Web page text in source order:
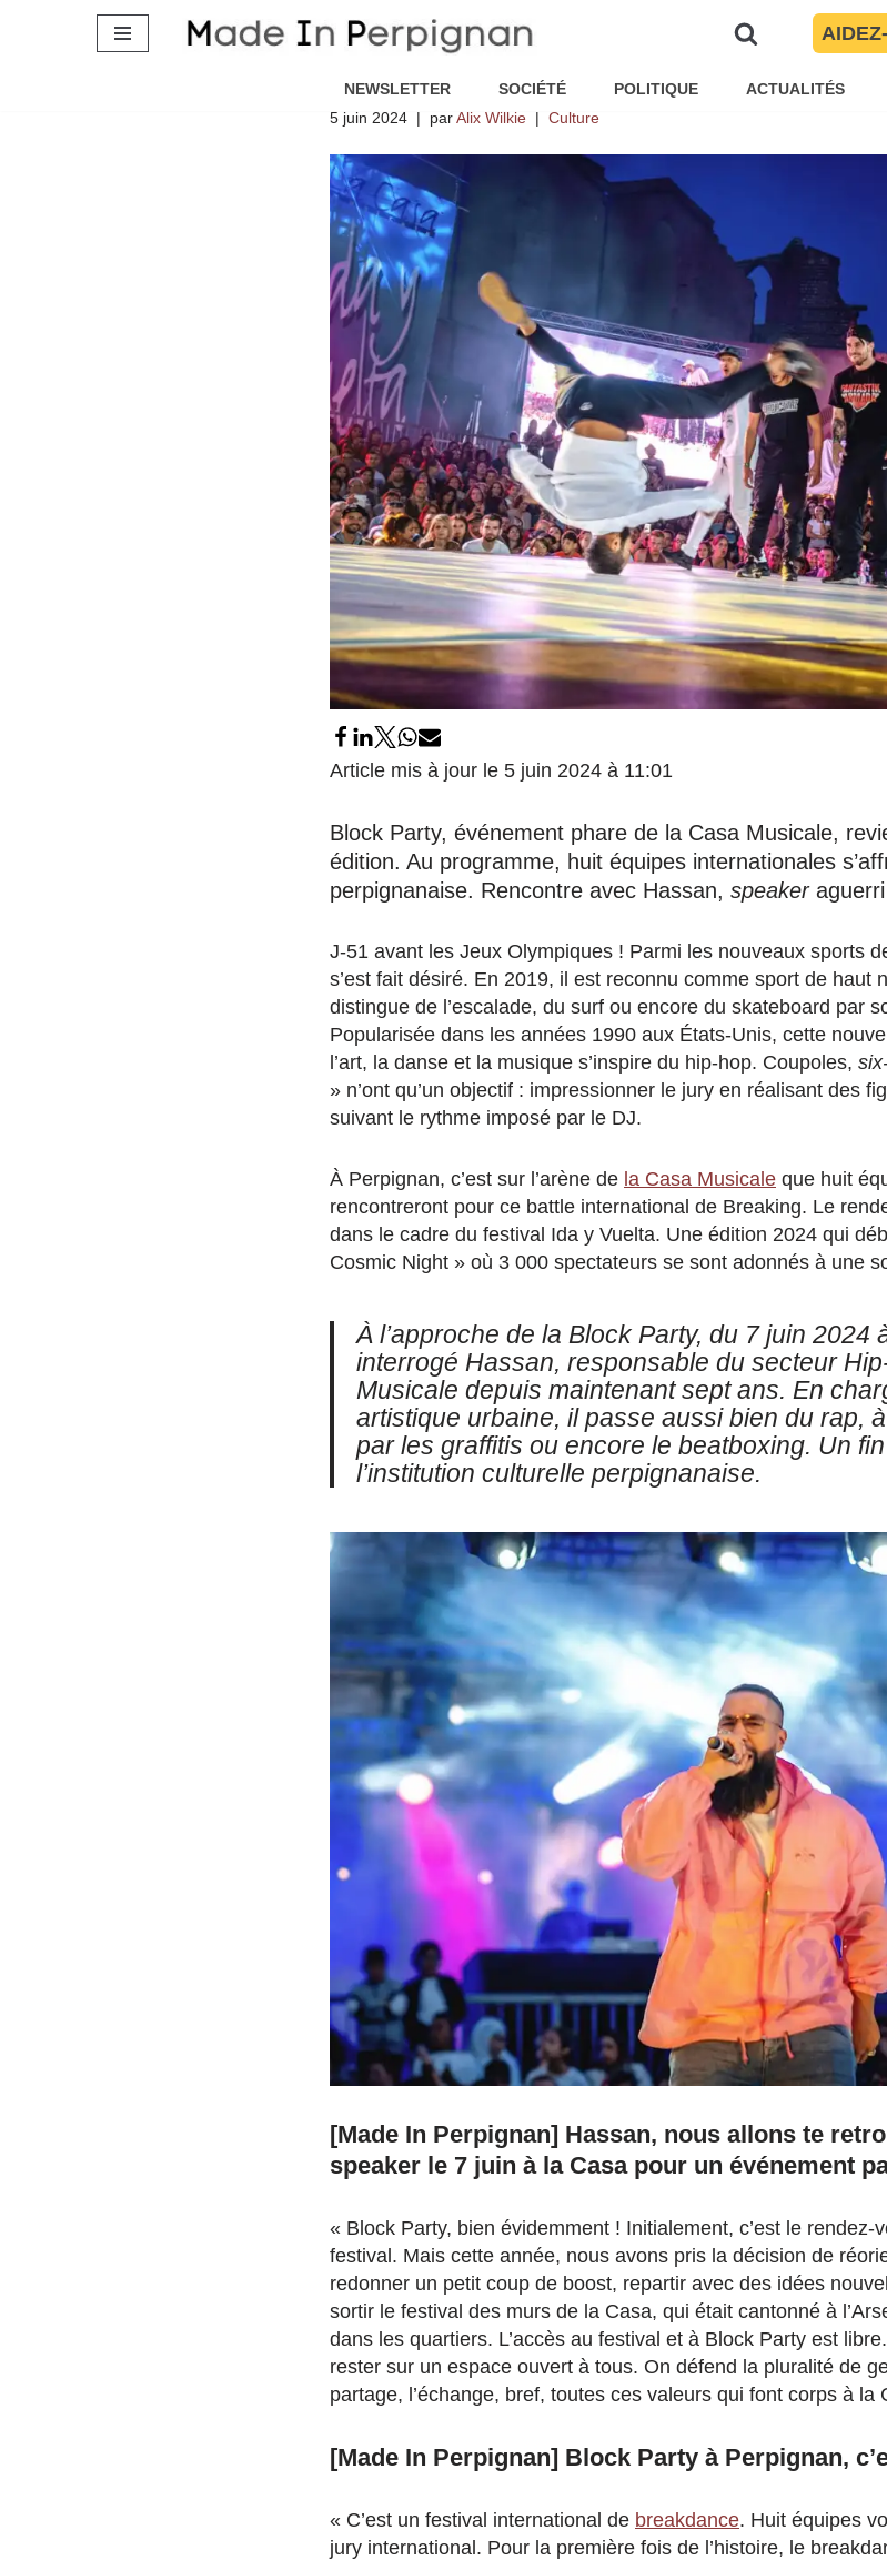
NEWSLETTER SOCIÉTÉ POLITIQUE ACTUALITÉS
Perpignan : Le battle international
son grand retour
5 juin 2024 parAlix Wilkie Culture
Article mis à jour le 5 juin 2024 à 11:01
Block Party, événement phare de la Casa Musicale,
édition. Au programme, huit équipes internationales
perpignanaise. Rencontre avec Hassan, speakeraguerri
J-51 avant les Jeux Olympiques ! Parmi les nouveaux sports
s’est fait désiré. En 2019, il est reconnu comme sport de haut
distingue de l’escalade, du surf ou encore du skateboard par
Popularisée dans les années 1990 aux États-Unis, cette
l’art, la danse et la musique s’inspire du hip-hop. Coupoles,
» n’ont qu’un objectif : impressionner le jury en réalisant des
suivant le rythme imposé par le DJ.
À Perpignan, c’est sur l’arène de la Casa Musicale que huit
rencontreront pour ce battle international de Breaking. Le
dans le cadre du festival Ida y Vuelta. Une édition 2024 qui
Cosmic Night » où 3 000 spectateurs se sont adonnés à une
À l’approche de la Block Party, du 7 juin 2024
interrogé Hassan, responsable du secteur
Musicale depuis maintenant sept ans. En
artistique urbaine, il passe aussi bien du rap,
par les graffitis ou encore le beatboxing. Un
l’institution culturelle perpignanaise.
[Made In Perpignan] Hassan, nous allons te
speaker le 7 juin à la Casa pour un événement
« Block Party, bien évidemment ! Initialement, c’est le rendez-
festival. Mais cette année, nous avons pris la décision de
redonner un petit coup de boost, repartir avec des idées
sortir le festival des murs de la Casa, qui était cantonné à
dans les quartiers. L’accès au festival et à Block Party est
rester sur un espace ouvert à tous. On défend la pluralité de
partage, l’échange, bref, toutes ces valeurs qui font corps à la
[Made In Perpignan] Block Party à Perpignan,
« C’est un festival international de breakdance. Huit équipes
jury international. Pour la première fois de l’histoire, le